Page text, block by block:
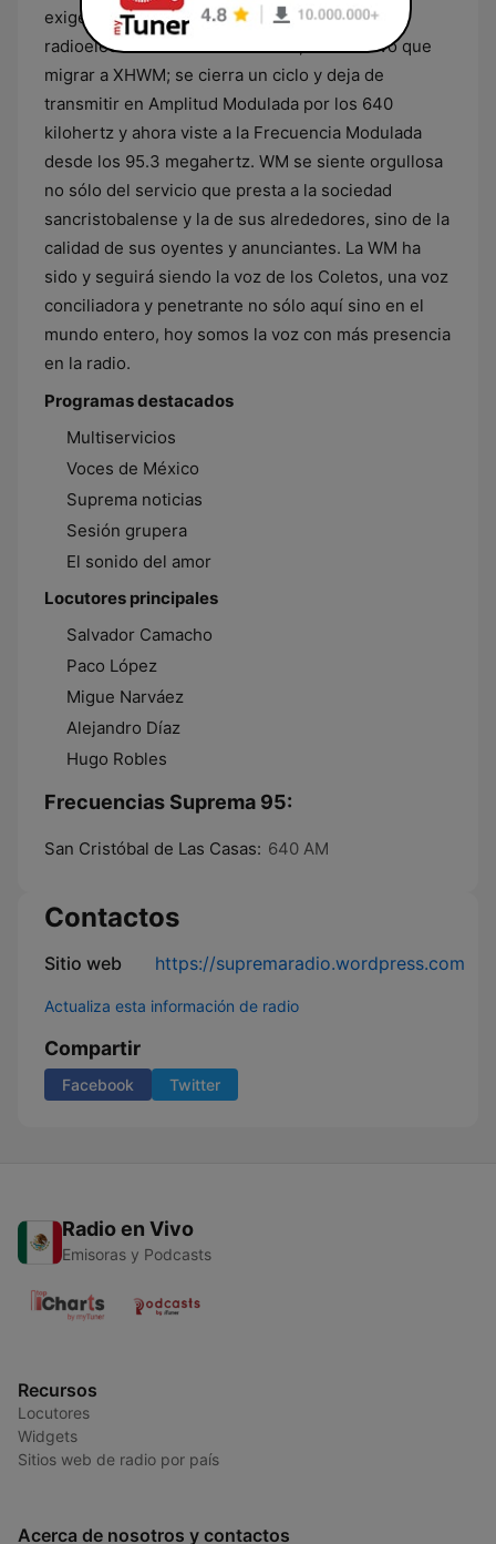
exigen cambios en los viejos espacios
radioeléctricos de comunicación, XEWM tuvo que
migrar a XHWM; se cierra un ciclo y deja de
transmitir en Amplitud Modulada por los 640
kilohertz y ahora viste a la Frecuencia Modulada
desde los 95.3 megahertz. WM se siente orgullosa
no sólo del servicio que presta a la sociedad
sancristobalense y la de sus alrededores, sino de la
calidad de sus oyentes y anunciantes. La WM ha
sido y seguirá siendo la voz de los Coletos, una voz
conciliadora y penetrante no sólo aquí sino en el
mundo entero, hoy somos la voz con más presencia
en la radio.
Programas destacados
Multiservicios
Voces de México
Suprema noticias
Sesión grupera
El sonido del amor
Locutores principales
Salvador Camacho
Paco López
Migue Narváez
Alejandro Díaz
Hugo Robles
Frecuencias Suprema 95:
San Cristóbal de Las Casas: 640 AM
Contactos
Sitio web https://supremaradio.wordpress.com
Actualiza esta información de radio
Compartir
Facebook Twitter
Radio en Vivo
Emisoras y Podcasts
Recursos
Locutores
Widgets
Sitios web de radio por país
Acerca de nosotros y contactos